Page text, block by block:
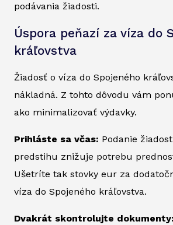
podávania žiadosti.
Úspora peňazí za víza do
kráľovstva
Žiadosť o víza do Spojeného
nákladná. Z tohto dôvodu vám
ako minimalizovať výdavky.
Prihláste sa včas: Podanie
predstihu znižuje potrebu
Ušetríte tak stovky eur za
víza do Spojeného kráľovstva.
Dvakrát skontrolujte dokumenty: